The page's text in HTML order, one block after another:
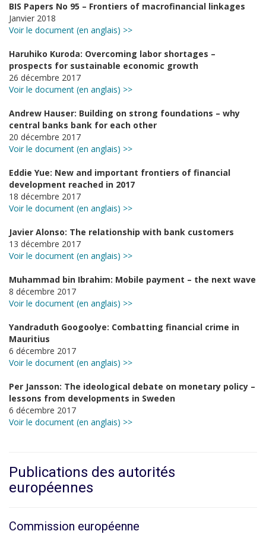
BIS Papers No 95 – Frontiers of macrofinancial linkages
Janvier 2018
Voir le document (en anglais) >>
Haruhiko Kuroda: Overcoming labor shortages –
prospects for sustainable economic growth
26 décembre 2017
Voir le document (en anglais) >>
Andrew Hauser: Building on strong foundations – why
central banks bank for each other
20 décembre 2017
Voir le document (en anglais) >>
Eddie Yue: New and important frontiers of financial
development reached in 2017
18 décembre 2017
Voir le document (en anglais) >>
Javier Alonso: The relationship with bank customers
13 décembre 2017
Voir le document (en anglais) >>
Muhammad bin Ibrahim: Mobile payment – the next wave
8 décembre 2017
Voir le document (en anglais) >>
Yandraduth Googoolye: Combatting financial crime in
Mauritius
6 décembre 2017
Voir le document (en anglais) >>
Per Jansson: The ideological debate on monetary policy –
lessons from developments in Sweden
6 décembre 2017
Voir le document (en anglais) >>
Publications des autorités
européennes
Commission européenne